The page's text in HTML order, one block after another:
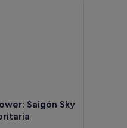
Saigón Sky